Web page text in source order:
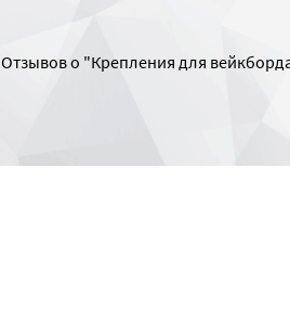
Отзывов о "Крепления для